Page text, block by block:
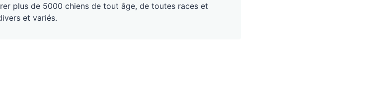
plus de 5000 chiens de tout âge, de toutes races et
et variés.